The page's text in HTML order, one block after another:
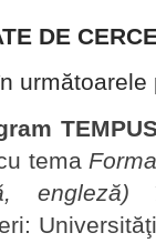
DE
tema
engleză)